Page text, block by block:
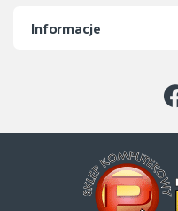
Informacje